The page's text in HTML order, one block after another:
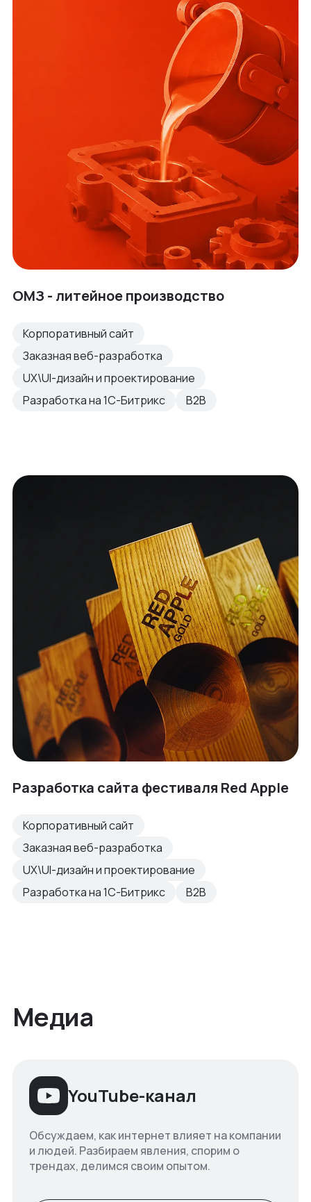
ОМЗ - литейное производство
Корпоративный сайт
Заказная веб-разработка
UX\UI-дизайн и проектирование
Разработка на 1С-Битрикс
B2B
Разработка сайта фестиваля Red Apple
Корпоративный сайт
Заказная веб-разработка
UX\UI-дизайн и проектирование
Разработка на 1С-Битрикс
B2B
Медиа
YouTube-канал
Обсуждаем, как интернет влияет на компании
и людей. Разбираем явления, спорим о
трендах, делимся своим опытом.